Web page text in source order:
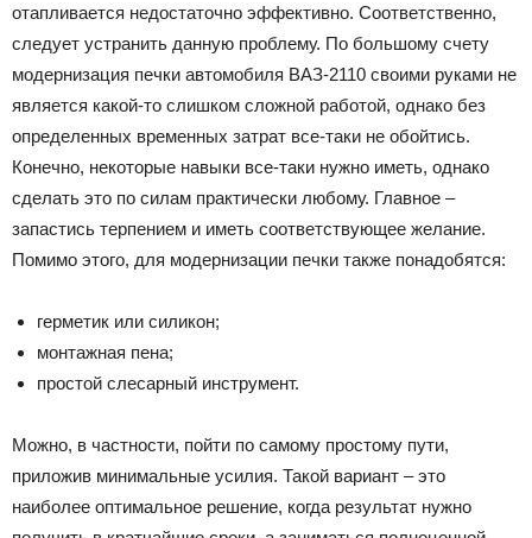
отапливается недостаточно эффективно. Соответственно,
следует устранить данную проблему. По большому счету
модернизация печки автомобиля ВАЗ-2110 своими руками не
является какой-то слишком сложной работой, однако без
определенных временных затрат все-таки не обойтись.
Конечно, некоторые навыки все-таки нужно иметь, однако
сделать это по силам практически любому. Главное –
запастись терпением и иметь соответствующее желание.
Помимо этого, для модернизации печки также понадобятся:
герметик или силикон;
монтажная пена;
простой слесарный инструмент.
Можно, в частности, пойти по самому простому пути,
приложив минимальные усилия. Такой вариант – это
наиболее оптимальное решение, когда результат нужно